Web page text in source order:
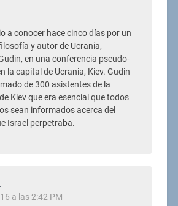
a conocer hace cinco días por un
y autor de Ucrania,
en una conferencia pseudo-
la capital de Ucrania, Kiev. Gudin
de 300 asistentes de la
Kiev que era esencial que todos
sean informados acerca del
Israel perpetraba.
a las 2:42 PM